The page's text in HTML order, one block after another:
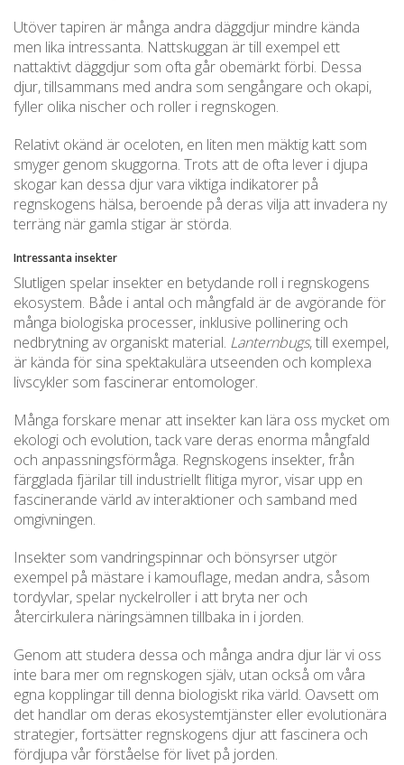
Utöver tapiren är många andra däggdjur mindre kända
men lika intressanta. Nattskuggan är till exempel ett
nattaktivt däggdjur som ofta går obemärkt förbi. Dessa
djur, tillsammans med andra som sengångare och okapi,
fyller olika nischer och roller i regnskogen.
Relativt okänd är oceloten, en liten men mäktig katt som
smyger genom skuggorna. Trots att de ofta lever i djupa
skogar kan dessa djur vara viktiga indikatorer på
regnskogens hälsa, beroende på deras vilja att invadera ny
terräng när gamla stigar är störda.
Intressanta insekter
Slutligen spelar insekter en betydande roll i regnskogens
ekosystem. Både i antal och mångfald är de avgörande för
många biologiska processer, inklusive pollinering och
nedbrytning av organiskt material. Lanternbugs, till exempel,
är kända för sina spektakulära utseenden och komplexa
livscykler som fascinerar entomologer.
Många forskare menar att insekter kan lära oss mycket om
ekologi och evolution, tack vare deras enorma mångfald
och anpassningsförmåga. Regnskogens insekter, från
färgglada fjärilar till industriellt flitiga myror, visar upp en
fascinerande värld av interaktioner och samband med
omgivningen.
Insekter som vandringspinnar och bönsyrser utgör
exempel på mästare i kamouflage, medan andra, såsom
tordyvlar, spelar nyckelroller i att bryta ner och
återcirkulera näringsämnen tillbaka in i jorden.
Genom att studera dessa och många andra djur lär vi oss
inte bara mer om regnskogen själv, utan också om våra
egna kopplingar till denna biologiskt rika värld. Oavsett om
det handlar om deras ekosystemtjänster eller evolutionära
strategier, fortsätter regnskogens djur att fascinera och
fördjupa vår förståelse för livet på jorden.